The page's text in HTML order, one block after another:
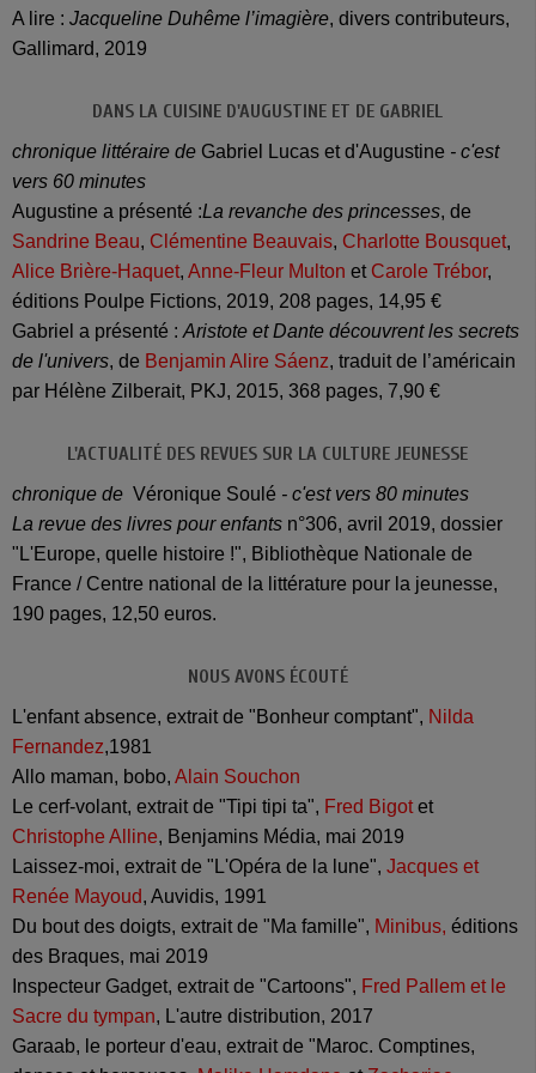
A lire : Jacqueline Duhême l’imagière, divers contributeurs,
Gallimard, 2019
DANS LA CUISINE D'AUGUSTINE ET DE GABRIEL
chronique littéraire de Gabriel Lucas et d'Augustine - c'est
vers 60 minutes
Augustine a présenté :La revanche des princesses, de
Sandrine Beau, Clémentine Beauvais, Charlotte Bousquet,
Alice Brière-Haquet, Anne-Fleur Multon et Carole Trébor,
éditions Poulpe Fictions, 2019, 208 pages, 14,95 €
Gabriel a présenté : Aristote et Dante découvrent les secrets
de l'univers, de Benjamin Alire Sáenz, traduit de l’américain
par Hélène Zilberait, PKJ, 2015, 368 pages, 7,90 €
L'ACTUALITÉ DES REVUES SUR LA CULTURE JEUNESSE
chronique de Véronique Soulé - c'est vers 80 minutes
La revue des livres pour enfants n°306, avril 2019, dossier
"L'Europe, quelle histoire !", Bibliothèque Nationale de
France / Centre national de la littérature pour la jeunesse,
190 pages, 12,50 euros.
NOUS AVONS ÉCOUTÉ
L'enfant absence, extrait de "Bonheur comptant", Nilda
Fernandez,1981
Allo maman, bobo, Alain Souchon
Le cerf-volant, extrait de "Tipi tipi ta", Fred Bigotet
Christophe Alline, Benjamins Média, mai 2019
Laissez-moi, extrait de "L'Opéra de la lune", Jacques et
Renée Mayoud, Auvidis, 1991
Du bout des doigts, extrait de "Ma famille", Minibus, éditions
des Braques, mai 2019
Inspecteur Gadget, extrait de "Cartoons", Fred Pallem et le
Sacre du tympan, L'autre distribution, 2017
Garaab, le porteur d'eau, extrait de "Maroc. Comptines,